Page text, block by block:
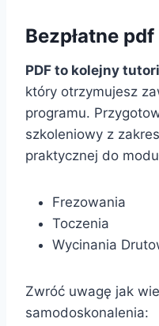
Bezpłatne
PDF to kolejny
który otrzymujesz
programu.
szkoleniowy z
praktycznej do
Frezowania
Toczenia
Wycinania
Zwróć uwagę jak
samodoskonalenia: